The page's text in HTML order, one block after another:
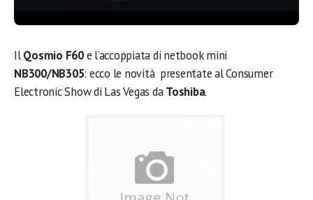
IlQosmio F60e l’accoppiata di netbook mini
NB300/NB305: ecco le novità presentate al Consumer
Electronic Show di Las Vegas daToshiba.